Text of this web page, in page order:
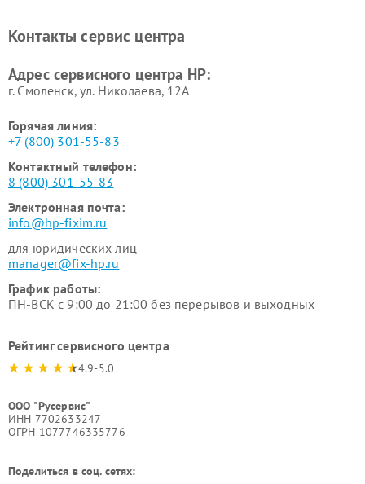
Контакты сервис центра
Адрес сервисного центра HP:
г. Смоленск, ул. Николаева, 12А
Горячая линия:
+7 (800) 301-55-83
Контактный телефон:
8 (800) 301-55-83
Электронная почта:
info@hp-fixim.ru
для юридических лиц
manager@fix-hp.ru
График работы:
ПН-ВСК с 9:00 до 21:00 без перерывов и выходных
Рейтинг сервисного центра
4.9-5.0
ООО "Русервис"
ИНН 7702633247
ОГРН 1077746335776
Поделиться в соц. сетях: